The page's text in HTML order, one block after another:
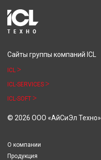
Сайты группы компаний ICL
ICL
ICL-SERVICES
ICL-SOFT
© 2026 ООО «АйСиЭл Техно»
О компании
Продукция